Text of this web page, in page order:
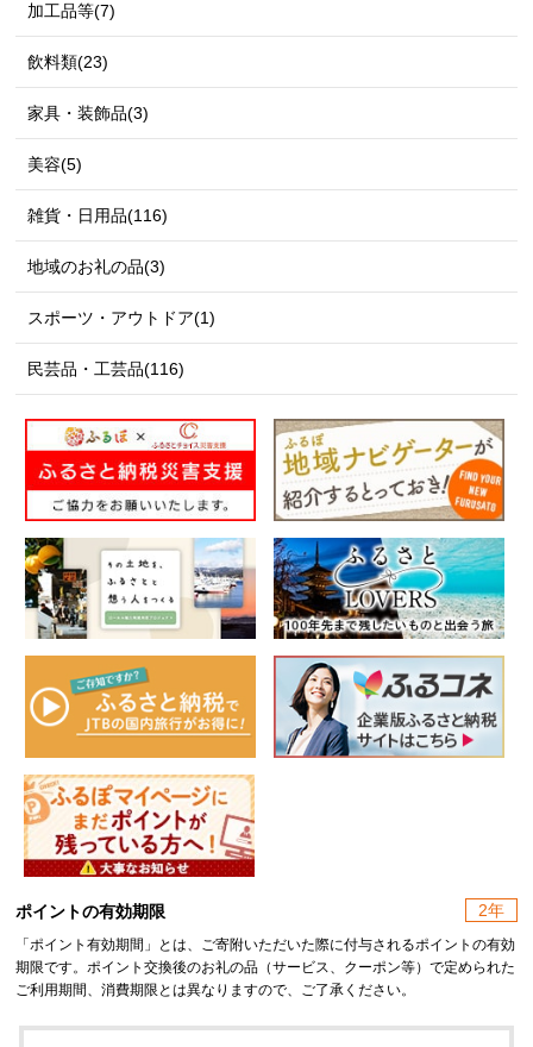
加工品等(7)
飲料類(23)
家具・装飾品(3)
美容(5)
雑貨・日用品(116)
地域のお礼の品(3)
スポーツ・アウトドア(1)
民芸品・工芸品(116)
ポイントの有効期限 2年
「ポイント有効期間」とは、ご寄附いただいた際に付与されるポイントの有効
期限です。ポイント交換後のお礼の品（サービス、クーポン等）で定められた
ご利用期間、消費期限とは異なりますので、ご了承ください。